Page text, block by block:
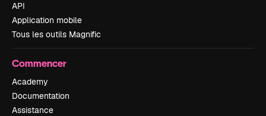
API
Application mobile
Tous les outils Magnific
Commencer
Academy
Documentation
Assistance